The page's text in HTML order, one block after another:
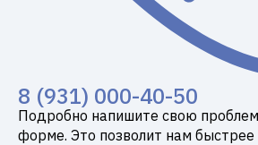
8 (931) 000-40-50
Подробно напишите свою
форме. Это позволит нам быстрее